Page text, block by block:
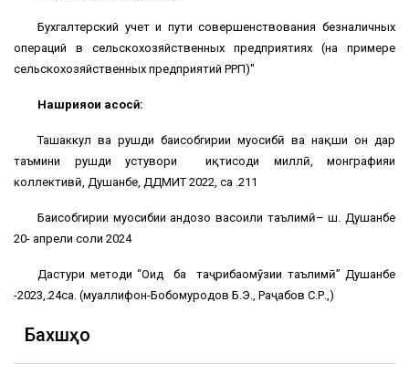
Бухгалтерский учет и пути совершенствования безналичных
операций в сельскохозяйственных предприятиях (на примере
сельскохозяйственных предприятий РРП)"
Нашрияҳои асосӣ:
Ташаккул ва рушди баҳисобгирии муҳосибӣ ва нақши он дар
таъмини рушди устувори иқтисоди миллӣ, монграфияи
коллективӣ, Душанбе, ДДМИТ 2022, саҳ .211
Баҳисобгирии муҳосибии андозҳо васоили таълимӣ– ш. Душанбе
20- апрели соли 2024
Дастури методи “Оид ба таҷрибаомӯзии таълимӣ” Душанбе
-2023,.24саҳ. (муаллифон-Бобомуродов Б.Э., Раҷабов С.Р.,)
Бахшҳо